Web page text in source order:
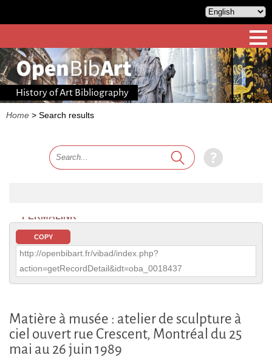
History of Art Bibliography
Home > Search results
PERMALINK
COPY
http://openbibart.fr/vibad/index.php?
action=getRecordDetail&idt=oba_0018437
Matière à musée : atelier de sculpture à
ciel ouvert rue Crescent, Montréal du 25
mai au 26 juin 1989